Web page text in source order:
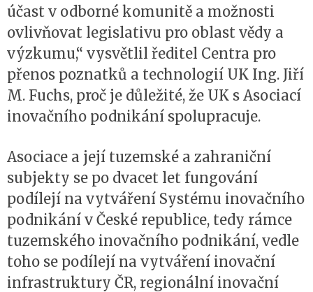
účast v odborné komunitě a možnosti
ovlivňovat legislativu pro oblast vědy a
výzkumu,“ vysvětlil ředitel Centra pro
přenos poznatků a technologií UK Ing. Jiří
M. Fuchs, proč je důležité, že UK s Asociací
inovačního podnikání spolupracuje.
Asociace a její tuzemské a zahraniční
subjekty se po dvacet let fungování
podílejí na vytváření Systému inovačního
podnikání v České republice, tedy rámce
tuzemského inovačního podnikání, vedle
toho se podílejí na vytváření inovační
infrastruktury ČR, regionální inovační